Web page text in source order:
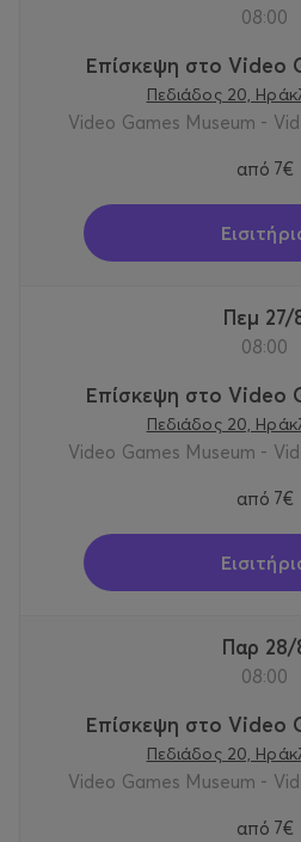
08:00
Επίσκεψη στο Video
Πεδιάδος 20,
Video Games Museum -
από 7€
Πεμ 27/
08:00
Επίσκεψη στο Video
Πεδιάδος 20,
Video Games Museum -
από 7€
Παρ 28/
08:00
Επίσκεψη στο Video
Πεδιάδος 20,
Video Games Museum -
από 7€